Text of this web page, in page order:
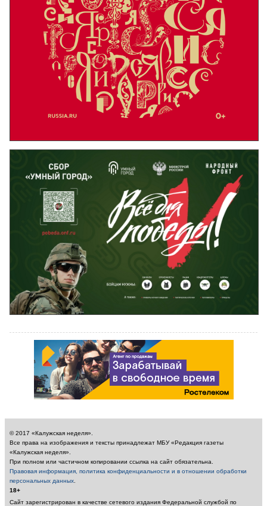
© 2017 «Калужская неделя».
Все права на изображения и тексты принадлежат МБУ «Редакция газеты
«Калужская неделя».
При полном или частичном копировании ссылка на сайт обязательна.
Правовая информация, политика конфиденциальности и в отношении обработки
персональных данных
18+
Сайт зарегистрирован в качестве сетевого издания Федеральной службой по